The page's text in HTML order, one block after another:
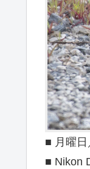
■ 月曜
■ Nikon